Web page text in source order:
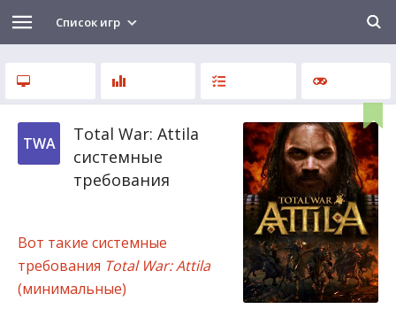
Список игр
TWA
Total War: Attila
системные
требования
Вот такие системные
требования Total War: Attila
(минимальные)